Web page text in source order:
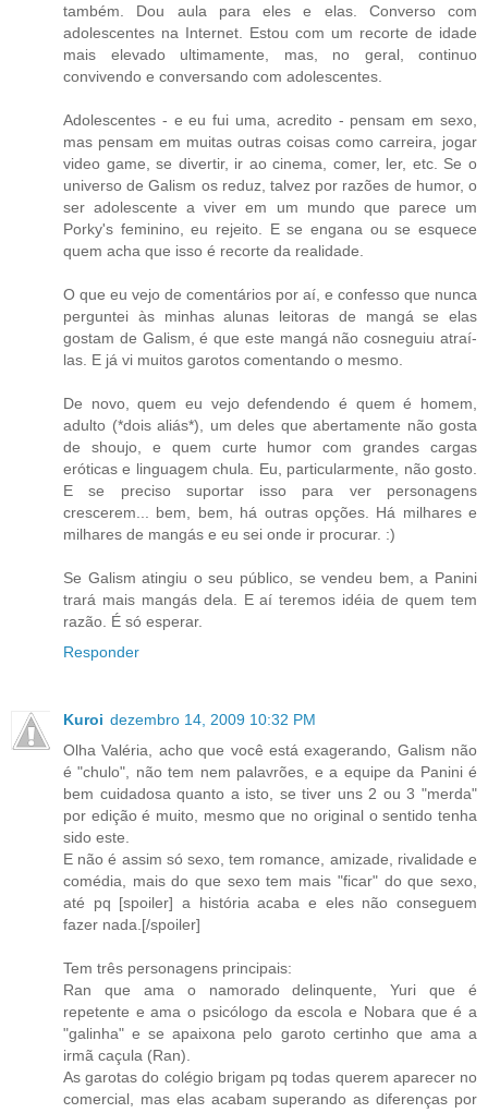
também. Dou aula para eles e elas. Converso com
adolescentes na Internet. Estou com um recorte de idade
mais elevado ultimamente, mas, no geral, continuo
convivendo e conversando com adolescentes.
Adolescentes - e eu fui uma, acredito - pensam em sexo,
mas pensam em muitas outras coisas como carreira, jogar
video game, se divertir, ir ao cinema, comer, ler, etc. Se o
universo de Galism os reduz, talvez por razões de humor, o
ser adolescente a viver em um mundo que parece um
Porky's feminino, eu rejeito. E se engana ou se esquece
quem acha que isso é recorte da realidade.
O que eu vejo de comentários por aí, e confesso que nunca
perguntei às minhas alunas leitoras de mangá se elas
gostam de Galism, é que este mangá não cosneguiu atraí-
las. E já vi muitos garotos comentando o mesmo.
De novo, quem eu vejo defendendo é quem é homem,
adulto (*dois aliás*), um deles que abertamente não gosta
de shoujo, e quem curte humor com grandes cargas
eróticas e linguagem chula. Eu, particularmente, não gosto.
E se preciso suportar isso para ver personagens
crescerem... bem, bem, há outras opções. Há milhares e
milhares de mangás e eu sei onde ir procurar. :)
Se Galism atingiu o seu público, se vendeu bem, a Panini
trará mais mangás dela. E aí teremos idéia de quem tem
razão. É só esperar.
Responder
Kuroi dezembro 14, 2009 10:32 PM
Olha Valéria, acho que você está exagerando, Galism não
é "chulo", não tem nem palavrões, e a equipe da Panini é
bem cuidadosa quanto a isto, se tiver uns 2 ou 3 "merda"
por edição é muito, mesmo que no original o sentido tenha
sido este.
E não é assim só sexo, tem romance, amizade, rivalidade e
comédia, mais do que sexo tem mais "ficar" do que sexo,
até pq [spoiler] a história acaba e eles não conseguem
fazer nada.[/spoiler]
Tem três personagens principais:
Ran que ama o namorado delinquente, Yuri que é
repetente e ama o psicólogo da escola e Nobara que é a
"galinha" e se apaixona pelo garoto certinho que ama a
irmã caçula (Ran).
As garotas do colégio brigam pq todas querem aparecer no
comercial, mas elas acabam superando as diferenças por